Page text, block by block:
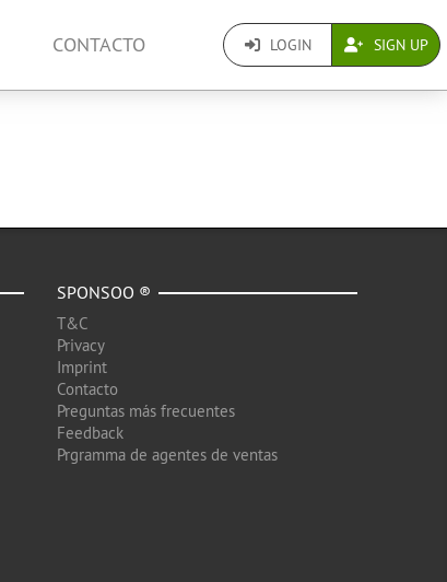
CONTACTO LOGIN SIGN UP
SPONSOO ®
T&C
Privacy
Imprint
Contacto
Preguntas más frecuentes
Feedback
Prgramma de agentes de ventas